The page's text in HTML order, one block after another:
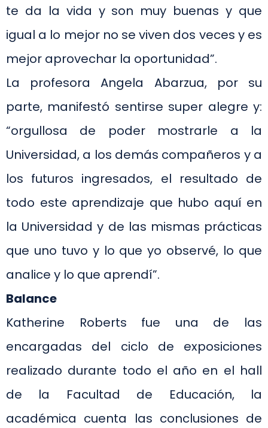
te da la vida y son muy buenas y que
igual a lo mejor no se viven dos veces y es
mejor aprovechar la oportunidad”.
La profesora Angela Abarzua, por su
parte, manifestó sentirse super alegre y:
“orgullosa de poder mostrarle a la
Universidad, a los demás compañeros y a
los futuros ingresados, el resultado de
todo este aprendizaje que hubo aquí en
la Universidad y de las mismas prácticas
que uno tuvo y lo que yo observé, lo que
analice y lo que aprendí”.
Balance
Katherine Roberts fue una de las
encargadas del ciclo de exposiciones
realizado durante todo el año en el hall
de la Facultad de Educación, la
académica cuenta las conclusiones de